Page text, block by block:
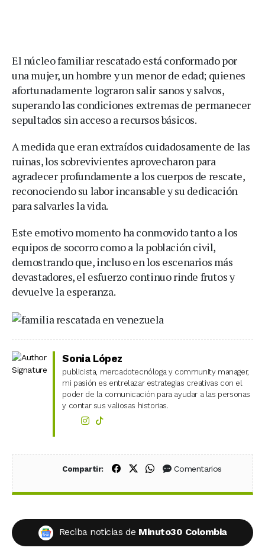
El núcleo familiar rescatado está conformado por
una mujer, un hombre y un menor de edad; quienes
afortunadamente lograron salir sanos y salvos,
superando las condiciones extremas de permanecer
sepultados sin acceso a recursos básicos.
A medida que eran extraídos cuidadosamente de las
ruinas, los sobrevivientes aprovecharon para
agradecer profundamente a los cuerpos de rescate,
reconociendo su labor incansable y su dedicación
para salvarles la vida.
Este emotivo momento ha conmovido tanto a los
equipos de socorro como a la población civil,
demostrando que, incluso en los escenarios más
devastadores, el esfuerzo continuo rinde frutos y
devuelve la esperanza.
Sonia López
publicista, mercadotecnóloga y community manager,
mi pasión es entrelazar estrategias creativas con el
poder de la comunicación para ayudar a las personas
y contar sus valiosas historias.
Compartir: Compartir en Facebook
Compartir en X (Twitter)
Compartir en WhatsApp
Comentarios
Reciba noticias de Minuto30 Colombia